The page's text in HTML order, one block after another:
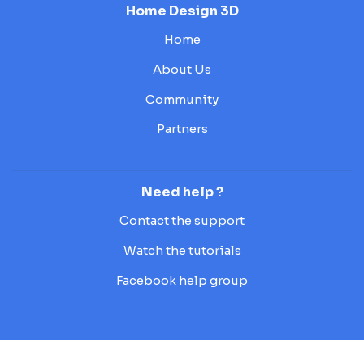
Home Design 3D
Home
About Us
Community
Partners
Need help ?
Contact the support
Watch the tutorials
Facebook help group